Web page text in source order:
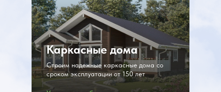
Строим надежные каркасные дома со
сроком эксплуатации от 150 лет
Каркасные дома